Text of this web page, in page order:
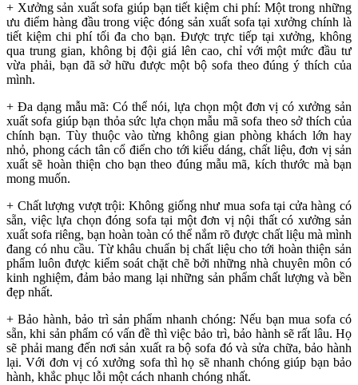
+ Xưởng sản xuất sofa giúp bạn tiết kiệm chi phí: Một trong những
ưu điểm hàng đầu trong việc đóng sản xuất sofa tại xưởng chính là
tiết kiệm chi phí tối đa cho bạn. Được trực tiếp tại xưởng, không
qua trung gian, không bị đội giá lên cao, chỉ với một mức đầu tư
vừa phải, bạn đã sở hữu được một bộ sofa theo đúng ý thích của
mình.
+ Đa dạng mẫu mã: Có thể nói, lựa chọn một đơn vị có xưởng sản
xuất sofa giúp bạn thỏa sức lựa chọn mẫu mã sofa theo sở thích của
chính bạn. Tùy thuộc vào từng không gian phòng khách lớn hay
nhỏ, phong cách tân cổ điển cho tới kiểu dáng, chất liệu, đơn vị sản
xuất sẽ hoàn thiện cho bạn theo đúng mẫu mã, kích thước mà bạn
mong muốn.
+ Chất lượng vượt trội: Không giống như mua sofa tại cửa hàng có
sẵn, việc lựa chọn đóng sofa tại một đơn vị nội thất có xưởng sản
xuất sofa riêng, bạn hoàn toàn có thể nắm rõ được chất liệu mà mình
đang có nhu cầu. Từ khâu chuẩn bị chất liệu cho tới hoàn thiện sản
phẩm luôn được kiểm soát chặt chẽ bởi những nhà chuyên môn có
kinh nghiệm, đảm bảo mang lại những sản phẩm chất lượng và bền
đẹp nhất.
+ Bảo hành, bảo trì sản phẩm nhanh chóng: Nếu bạn mua sofa có
sẵn, khi sản phẩm có vấn đề thì việc bảo trì, bảo hành sẽ rất lâu. Họ
sẽ phải mang đến nơi sản xuất ra bộ sofa đó và sửa chữa, bảo hành
lại. Với đơn vị có xưởng sofa thì họ sẽ nhanh chóng giúp bạn bảo
hành, khắc phục lỗi một cách nhanh chóng nhất.